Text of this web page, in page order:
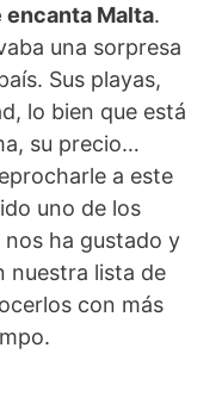
encanta Malta.
una sorpresa
Sus playas,
lo bien que está
su precio…
a este
uno de los
nos ha gustado y
nuestra lista de
con más